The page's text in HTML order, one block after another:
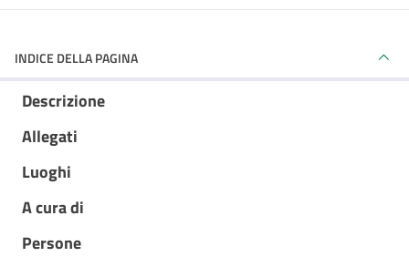
INDICE DELLA PAGINA
Descrizione
Allegati
Luoghi
A cura di
Persone